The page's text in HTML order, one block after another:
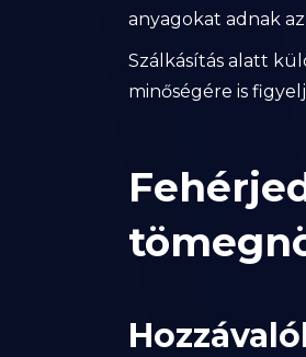
anyagokat adnak
Szálkásítás alatt
minőségére is